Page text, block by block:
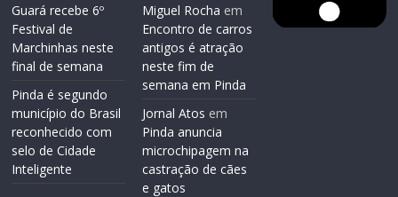
Guará recebe 6º
Festival de
Marchinhas neste
final de semana
Pinda é segundo
município do Brasil
reconhecido com
selo de Cidade
Inteligente
Miguel Rocha em
Encontro de carros
antigos é atração
neste fim de
semana em Pinda
Jornal Atos em
Pinda anuncia
microchipagem na
castração de cães
e gatos